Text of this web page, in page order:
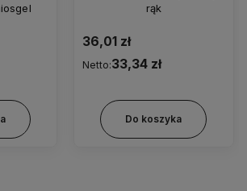
dezynfekcja rąk
22,21 zł
Netto:20,56 zł
Do koszyka